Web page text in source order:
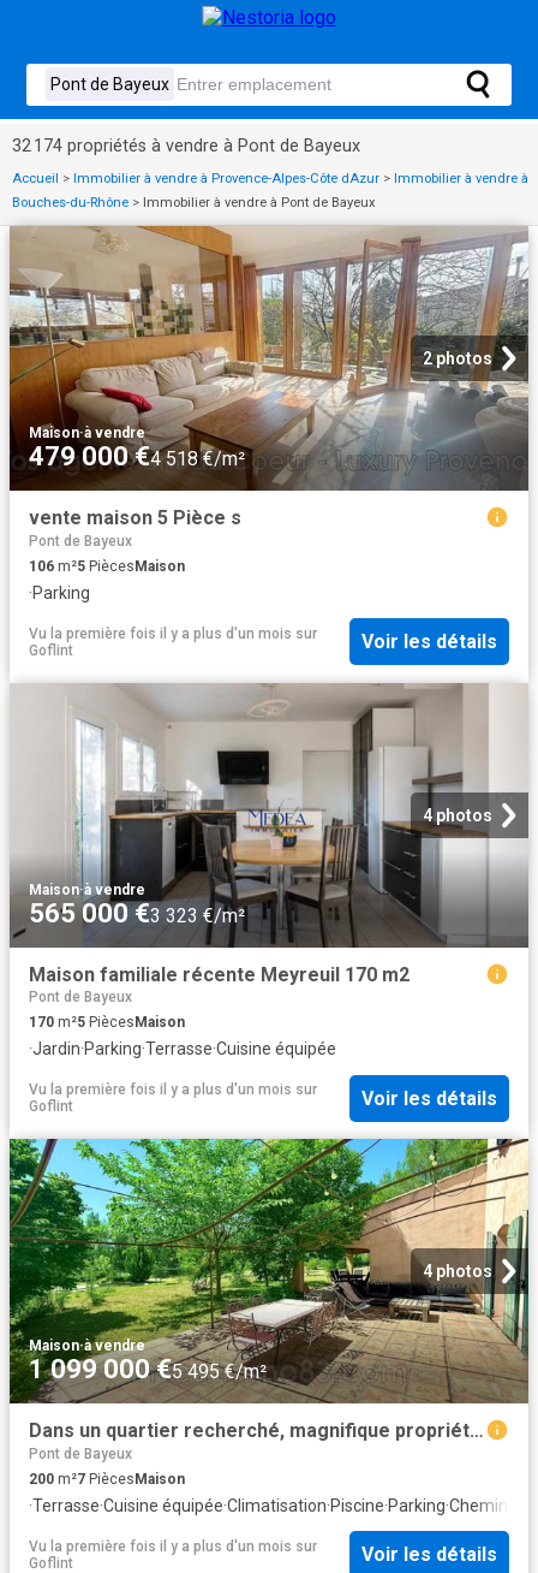
32 174 propriétés à vendre à Pont de Bayeux
Accueil > Immobilier à vendre à Provence-Alpes-Côte dAzur > Immobilier à vendre à
Bouches-du-Rhône > Immobilier à vendre à Pont de Bayeux
2 photos
Maison·à vendre
479 000 €4 518 €/m²
vente maison 5 Pièce s
Pont de Bayeux
106 m²5 PiècesMaison
·Parking
Vu la première fois il y a plus d'un mois sur
Goflint
Voir les détails
4 photos
Maison·à vendre
565 000 €3 323 €/m²
Maison familiale récente Meyreuil 170 m2
Pont de Bayeux
170 m²5 Pièces Maison
·Jardin·Parking·Terrasse·Cuisine équipée
Vu la première fois il y a plus d'un mois sur
Goflint
Voir les détails
4 photos
Maison·à vendre
1 099 000 €5 495 €/m²
Dans un quartier recherché, magnifique propriété de 200 m² env
Pont de Bayeux
200 m²7 Pièces Maison
·Terrasse·Cuisine équipée·Climatisation·Piscine·Parking·Cheminée
Vu la première fois il y a plus d'un mois sur
Goflint
Voir les détails